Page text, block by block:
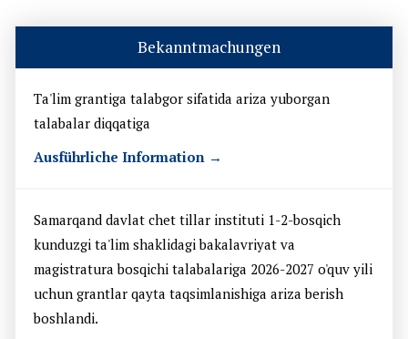
Bekanntmachungen
Ta'lim grantiga talabgor sifatida ariza yuborgan
talabalar diqqatiga
Ausführliche Information →
Samarqand davlat chet tillar instituti 1-2-bosqich
kunduzgi ta'lim shaklidagi bakalavriyat va
magistratura bosqichi talabalariga 2026-2027 o'quv yili
uchun grantlar qayta taqsimlanishiga ariza berish
boshlandi.